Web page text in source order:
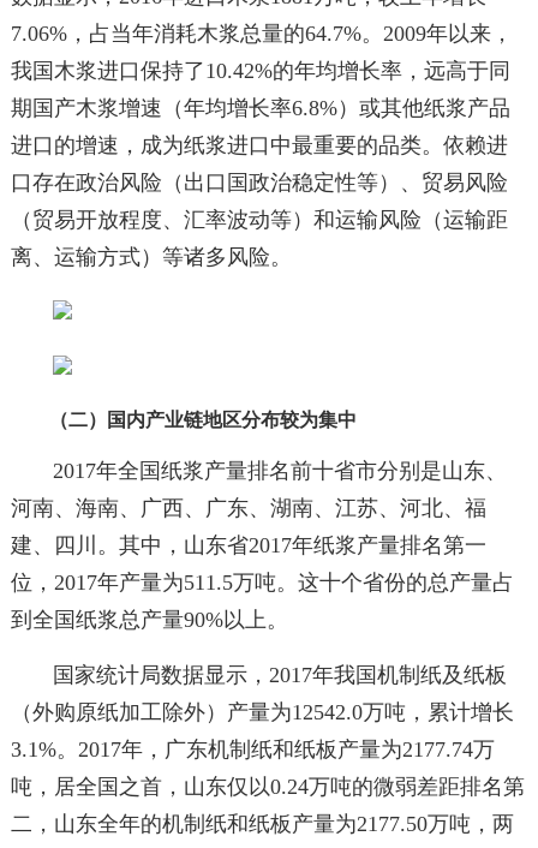
7.06%，占当年消耗木浆总量的64.7%。2009年以来，
我国木浆进口保持了10.42%的年均增长率，远高于同
期国产木浆增速（年均增长率6.8%）或其他纸浆产品
进口的增速，成为纸浆进口中最重要的品类。依赖进
口存在政治风险（出口国政治稳定性等）、贸易风险
（贸易开放程度、汇率波动等）和运输风险（运输距
离、运输方式）等诸多风险。
（二）国内产业链地区分布较为集中
2017年全国纸浆产量排名前十省市分别是山东、
河南、海南、广西、广东、湖南、江苏、河北、福
建、四川。其中，山东省2017年纸浆产量排名第一
位，2017年产量为511.5万吨。这十个省份的总产量占
到全国纸浆总产量90%以上。
国家统计局数据显示，2017年我国机制纸及纸板
（外购原纸加工除外）产量为12542.0万吨，累计增长
3.1%。2017年，广东机制纸和纸板产量为2177.74万
吨，居全国之首，山东仅以0.24万吨的微弱差距排名第
二，山东全年的机制纸和纸板产量为2177.50万吨，两